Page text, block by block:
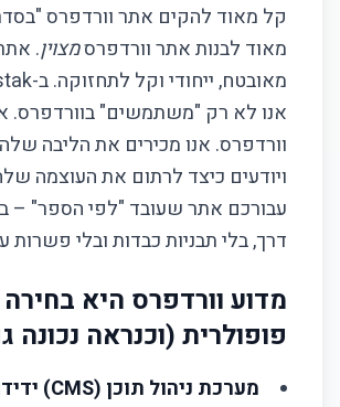
תהליך העבודה שלנו
אפיון ותכנון
עיצוב ומיתוג
פיתוח והתאמות
השקה והדרכה
החנויות שבנינו מדברות בעד עצמן
אתר תדמית וורדפרס
חנות WooCommerce
קל מאוד להקים אתר וורדפרס
מאוד לבנות אתר וורדפרסמצוין.
אנו לא רק "משתמשים" בוורדפרס.
וורדפרס. אנו מכירים את הליבה
ויודעים כיצד לרתום את העוצמה
עבורכם אתר שעובד "לפי הספר" –
דרך, בלי תבניות כבדות ובלי פשרות
מדוע וורדפרס היא
פופולרית (וכנראה נכונה
מערכת ניהול תוכן (CMS) ידידותית: